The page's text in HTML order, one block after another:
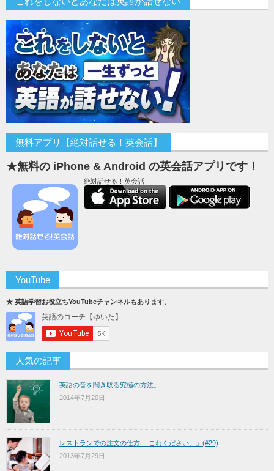
無料アプリ【絶対話せる！英会話】
★無料の iPhone & Android の英会話アプリです！
絶対話せる！英会話
YouTube
★ 英語学習お役立ちYouTubeチャンネルもあります。
人気の記事
英語の音を聞き取る究極の方法。
2014年7月20日
レストランでの注文の仕方 「これください。」(#29)
2013年7月29日